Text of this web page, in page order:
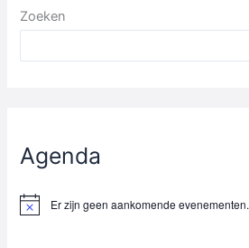
Zoeken
Agenda
B
Er zijn geen aankomende evenementen.